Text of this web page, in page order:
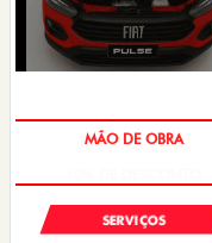
MÃO DE OBRA
SERVIÇOS